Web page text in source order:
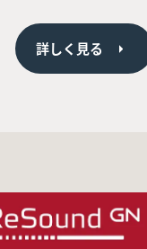
詳しく見る